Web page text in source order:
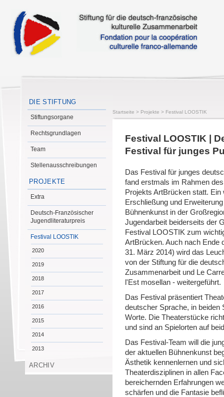
DIE STIFTUNG
Stiftungsorgane
Rechtsgrundlagen
Team
Stellenausschreibungen
PROJEKTE
Extra
Deutsch-Französischer
Jugendliteraturpreis
Festival LOOSTIK
2020
2019
2018
2017
2016
2015
2014
2013
ARCHIV
Startseite > Projekte > Festival LOOSTIK
Festival LOOSTIK |
Festival für junges
Das Festival für junges
fand erstmals im Rahmen
Projekts ArtBrücken statt.
Erschließung und
Bühnenkunst in der
Jugendarbeit beiderseits der
Festival LOOSTIK zum
ArtBrücken. Auch nach Ende
31. März 2014) wird das
von der Stiftung für die
Zusammenarbeit und Le
l'Est mosellan - weitergeführt.
Das Festival präsentiert
deutscher Sprache, in beiden
Worte. Die Theaterstücke
und sind an Spielorten auf
Das Festival-Team will die
der aktuellen Bühnenkunst
Ästhetik kennenlernen und
Theaterdisziplinen in allen
bereichernden Erfahrungen
schärfen und die Fantasie